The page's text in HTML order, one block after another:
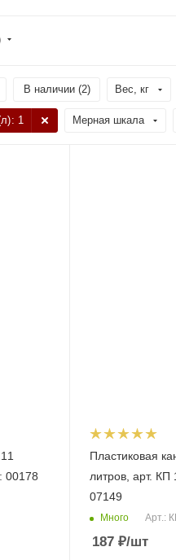
В наличии (2) Вес, кг
: 1 Мерная шкала
00178
Пластиковая
литров, арт. КП
07149
Много Арт.:
187₽/шт